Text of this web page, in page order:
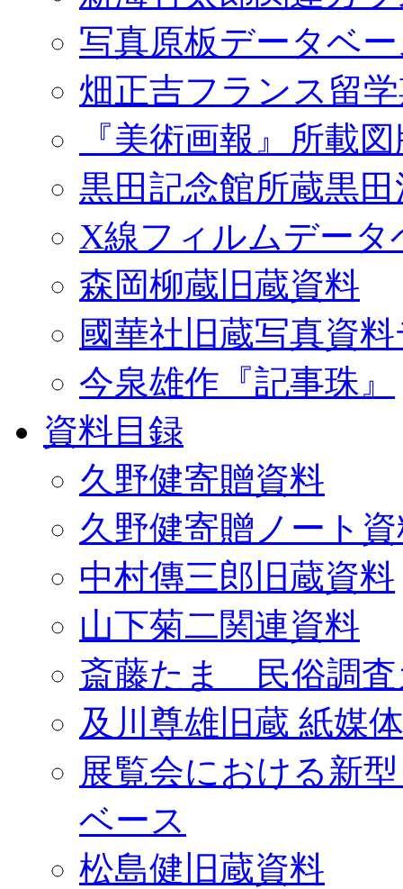
写真原板データベ
畑正吉フランス留
『美術画報』所載
黒田記念館所蔵黒
X線フィルムデータ
森岡柳蔵旧蔵資料
國華社旧蔵写真資
今泉雄作『記事珠』
資料目録
久野健寄贈資料
久野健寄贈ノート
中村傳三郎旧蔵資料
山下菊二関連資料
斎藤たま 民俗調査
及川尊雄旧蔵 紙媒
展覧会における新
ベース
松島健旧蔵資料